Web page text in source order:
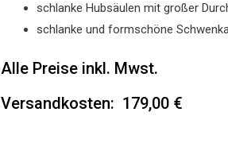
schlanke Hubsäulen mit großer
schlanke und formschöne
Alle Preise inkl. Mwst.
Versandkosten: 179,00 €